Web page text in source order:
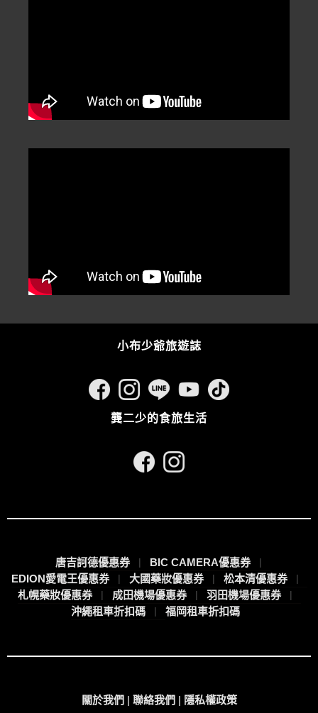
小布少爺旅遊誌
龔二少的食旅生活
唐吉訶德優惠券
BIC CAMERA優惠券
EDION愛電王優惠券
大國藥妝優惠券
松本清優惠券
札幌藥妝優惠券
成田機場優惠券
羽田機場優惠券
沖繩租車折扣碼
福岡租車折扣碼
關於我們 | 聯絡我們 | 隱私權政策